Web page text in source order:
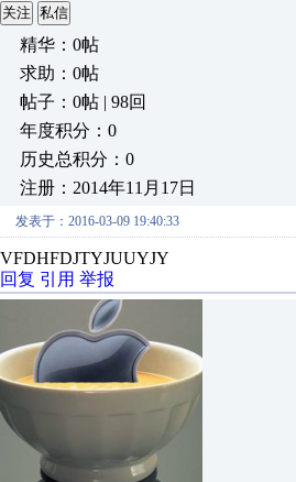
关注 私信
精华：0帖
求助：0帖
帖子：0帖 | 98回
年度积分：0
历史总积分：0
注册：2014年11月17日
发表于：2016-03-09 19:40:33
VFDHFDJTYJUUYJY
回复 引用 举报